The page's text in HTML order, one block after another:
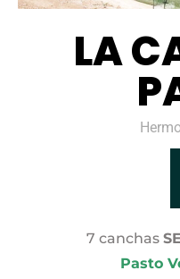
LA
7 canchas
Pasto